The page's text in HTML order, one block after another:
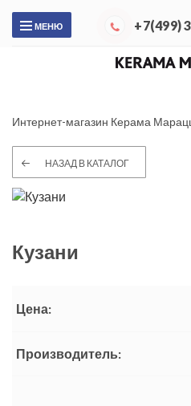
МЕНЮ +7(499)
Интернет-магазин Керама
НАЗАД В КАТАЛОГ
Кузани
Цена:
Производитель: